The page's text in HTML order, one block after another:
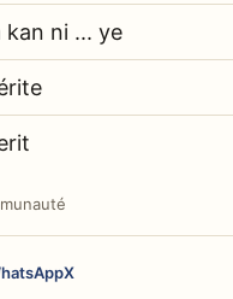
kan ni ... ye
X